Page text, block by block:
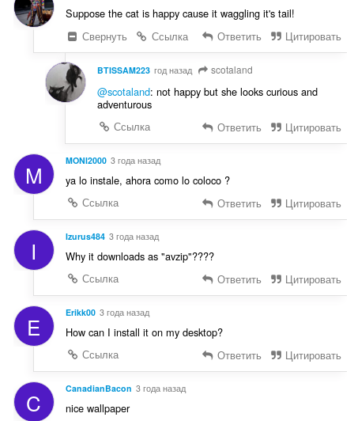
Suppose the cat is happy cause it waggling it's tail!
Свернуть
Ссылка Ответить Цитировать
BTISSAM223 год назад scotaland
@scotaland: not happy but she looks curious and
adventurous
Ссылка
Ответить Цитировать
M MONI2000 3 года назад
ya lo instale, ahora como lo coloco ?
Ссылка
Ответить Цитировать
I Izurus484 3 года назад
Why it downloads as "avzip"????
Ссылка
Ответить Цитировать
E Erikk00 3 года назад
How can I install it on my desktop?
Ссылка
Ответить Цитировать
C CanadianBacon 3 года назад
nice wallpaper